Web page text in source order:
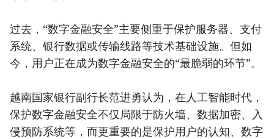
过去，“数字金融安全”主要侧重于保护服务器、支付
系统、银行数据或传输线路等技术基础设施。但如
今，用户正在成为数字金融安全的“最脆弱的环节”。
越南国家银行副行长范进勇认为，在人工智能时代，
保护数字金融安全不仅局限于防火墙、数据加密、入
侵预防系统等，而更重要的是保护用户的认知、数字